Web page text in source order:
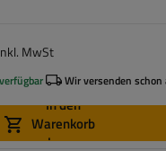
MwSt
Wir versenden schon
In den
Warenkorb
legen